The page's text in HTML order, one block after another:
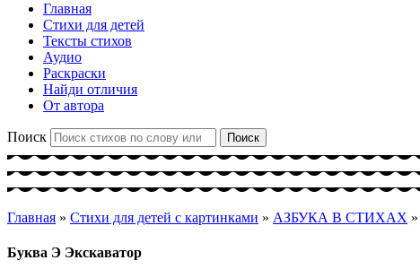
Главная
Стихи для детей
Тексты стихов
Аудио
Раскраски
Найди отличия
От автора
Поиск Поиск
Главная » Стихи для детей с картинками » АЗБУКА В СТИХАХ »
Буква Э Экскаватор